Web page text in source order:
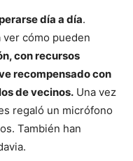
día a día.
cómo pueden
con recursos
recompensado con
de vecinos. Una vez
regaló un micrófono
También han